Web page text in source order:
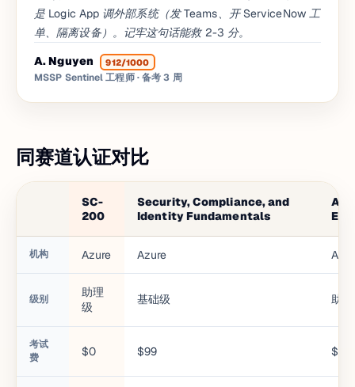
是 Logic App 调外部系统（发 Teams、开 ServiceNow 工
单、隔离设备）。记牢这句话能救 2-3 分。
A. Nguyen
912/1000
MSSP Sentinel 工程师· 备考 3 周
同赛道认证对比
SC-
200
Security, Compliance, and
Identity Fundamentals
机构 Azure Azure
级别
助理
级
基础级 助
考试
费
$0 $99